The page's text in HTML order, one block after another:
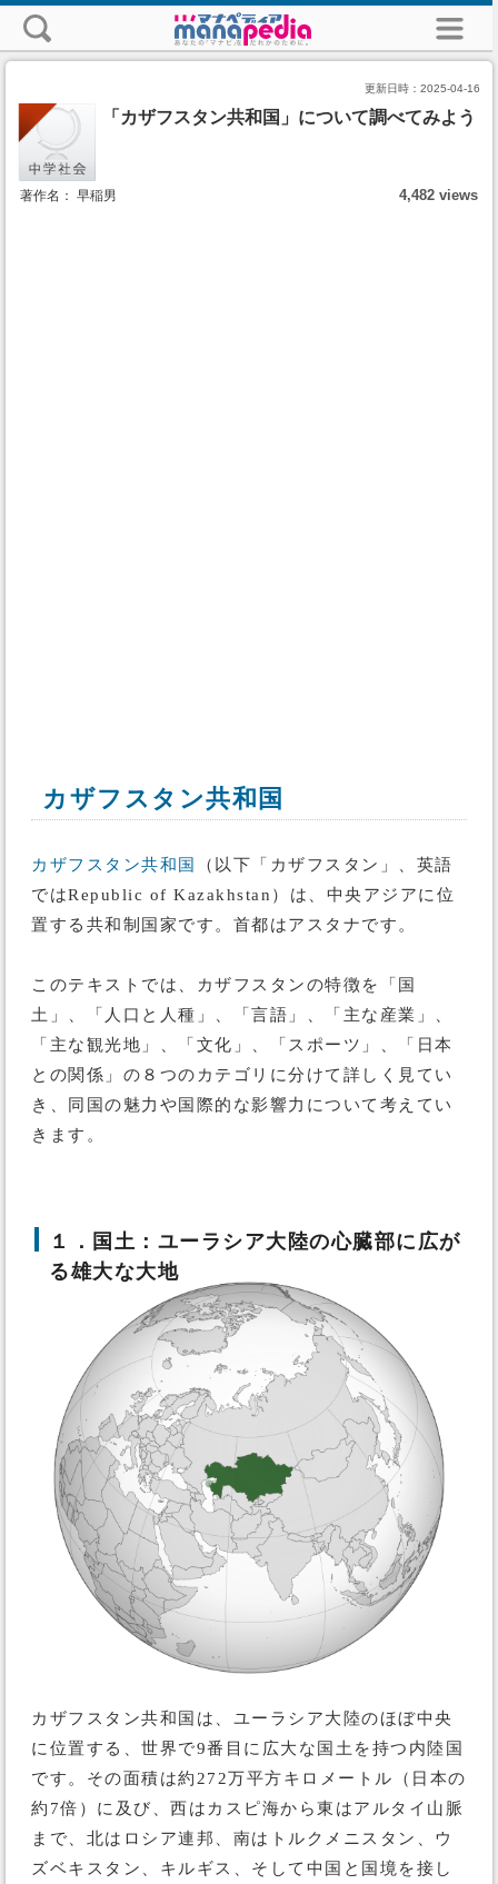
更新日時： 2025-04-16
「カザフスタン共和国」について調べてみよう
著作名： 早稲男 4,482 views
カザフスタン共和国
カザフスタン共和国
（以下「カザフスタン」、英語
ではRepublic of Kazakhstan）は、中央アジアに位
置する共和制国家です。首都はアスタナです。
このテキストでは、カザフスタンの特徴を「国
土」、「人口と人種」、「言語」、「主な産業」、
「主な観光地」、「文化」、「スポーツ」、「日本
との関係」の８つのカテゴリに分けて詳しく見てい
き、同国の魅力や国際的な影響力について考えてい
きます。
１．国土：ユーラシア大陸の心臓部に広が
る雄大な大地
カザフスタン共和国は、ユーラシア大陸のほぼ中央
に位置する、世界で9番目に広大な国土を持つ内陸国
です。その面積は約272万平方キロメートル（日本の
約7倍）に及び、西はカスピ海から東はアルタイ山脈
まで、北はロシア連邦、南はトルクメニスタン、ウ
ズベキスタン、キルギス、そして中国と国境を接し